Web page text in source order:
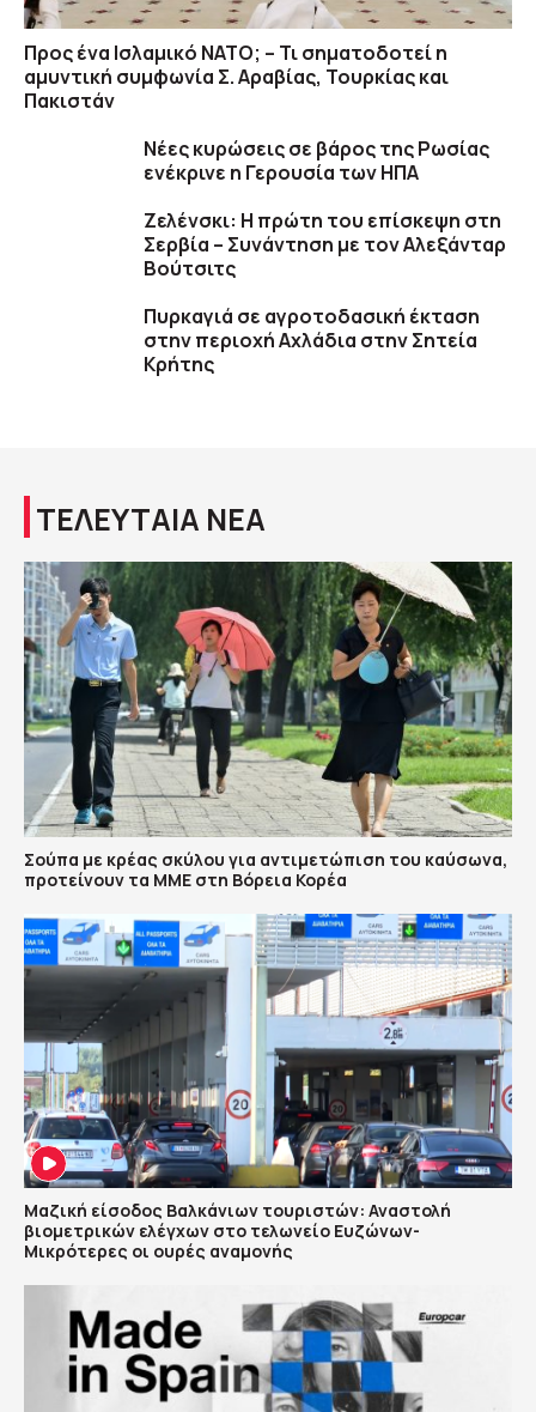
Προς ένα Ισλαμικό ΝΑΤΟ; – Τι σηματοδοτεί η
αμυντική συμφωνία Σ. Αραβίας, Τουρκίας και
Πακιστάν
Νέες κυρώσεις σε βάρος της Ρωσίας
ενέκρινε η Γερουσία των ΗΠΑ
Ζελένσκι: Η πρώτη του επίσκεψη στη
Σερβία – Συνάντηση με τον Αλεξάνταρ
Βούτσιτς
Πυρκαγιά σε αγροτοδασική έκταση
στην περιοχή Αχλάδια στην Σητεία
Κρήτης
ΤΕΛΕΥΤΑΙΑ ΝΕΑ
Σούπα με κρέας σκύλου για αντιμετώπιση του καύσωνα,
προτείνουν τα ΜΜΕ στη Βόρεια Κορέα
Μαζική είσοδος Βαλκάνιων τουριστών: Αναστολή
βιομετρικών ελέγχων στο τελωνείο Ευζώνων-
Μικρότερες οι ουρές αναμονής